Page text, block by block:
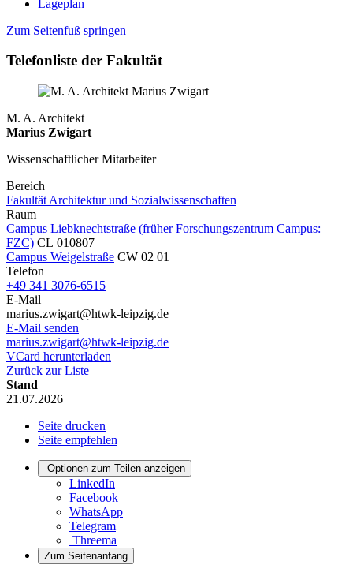
Lageplan
Zum Seitenfuß springen
Telefonliste der Fakultät
M. A. Architekt
Marius Zwigart
Wissenschaftlicher Mitarbeiter
Bereich
Fakultät Architektur und Sozialwissenschaften
Raum
Campus Liebknechtstraße (früher Forschungszentrum Campus:
FZC) CL 010807
Campus Weigelstraße CW 02 01
Telefon
+49 341 3076-6515
E-Mail
marius.zwigart@htwk-leipzig.de
E-Mail senden
marius.zwigart@htwk-leipzig.de
VCard herunterladen
Zurück zur Liste
Stand
21.07.2026
Seite drucken
Seite empfehlen
Optionen zum Teilen anzeigen
LinkedIn
Facebook
WhatsApp
Telegram
Threema
Zum Seitenanfang